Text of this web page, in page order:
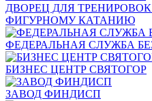
ДВОРЕЦ ДЛЯ
ФИГУРНОМУ КАТАНИЮ
ФЕДЕРАЛЬНАЯ СЛУЖБА
БИЗНЕС ЦЕНТР СВЯТОГОР
ЗАВОД ФИНДИСП